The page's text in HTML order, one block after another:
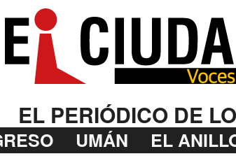
EL PERIÓDICO DE
UMÁN EL